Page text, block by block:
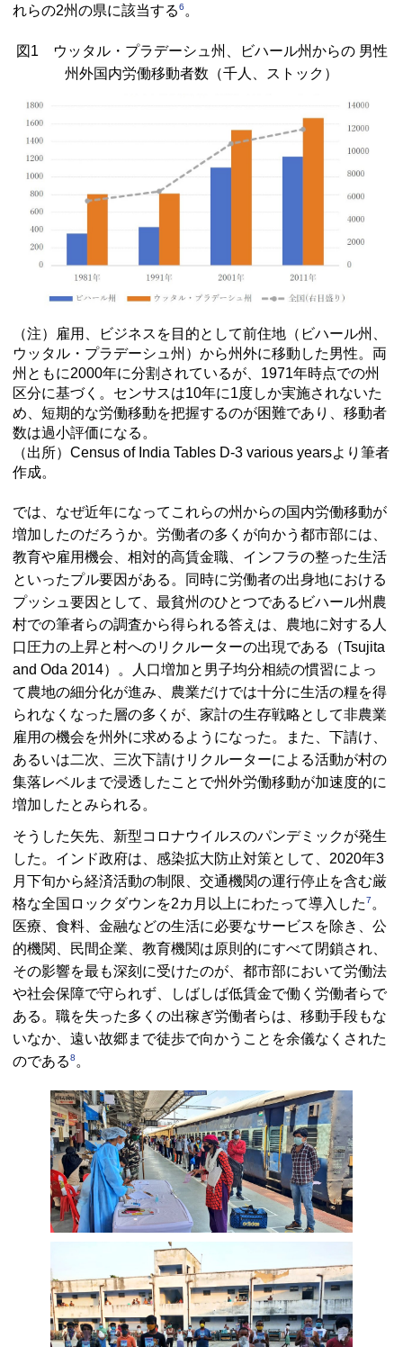
れらの2州の県に該当する6 。
図1 ウッタル・プラデーシュ州、ビハール州からの 男性
州外国内労働移動者数（千人、ストック）
（注）雇用、ビジネスを目的として前住地（ビハール州、
ウッタル・プラデーシュ州）から州外に移動した男性。両
州ともに2000年に分割されているが、1971年時点での州
区分に基づく。センサスは10年に1度しか実施されないた
め、短期的な労働移動を把握するのが困難であり、移動者
数は過小評価になる。
（出所）Census of India Tables D-3 various yearsより筆者
作成。
では、なぜ近年になってこれらの州からの国内労働移動が
増加したのだろうか。労働者の多くが向かう都市部には、
教育や雇用機会、相対的高賃金職、インフラの整った生活
といったプル要因がある。同時に労働者の出身地における
プッシュ要因として、最貧州のひとつであるビハール州農
村での筆者らの調査から得られる答えは、農地に対する人
口圧力の上昇と村へのリクルーターの出現である（Tsujita
and Oda 2014）。人口増加と男子均分相続の慣習によっ
て農地の細分化が進み、農業だけでは十分に生活の糧を得
られなくなった層の多くが、家計の生存戦略として非農業
雇用の機会を州外に求めるようになった。また、下請け、
あるいは二次、三次下請けリクルーターによる活動が村の
集落レベルまで浸透したことで州外労働移動が加速度的に
増加したとみられる。
そうした矢先、新型コロナウイルスのパンデミックが発生
した。インド政府は、感染拡大防止対策として、2020年3
月下旬から経済活動の制限、交通機関の運行停止を含む厳
格な全国ロックダウンを2カ月以上にわたって導入した7 。
医療、食料、金融などの生活に必要なサービスを除き、公
的機関、民間企業、教育機関は原則的にすべて閉鎖され、
その影響を最も深刻に受けたのが、都市部において労働法
や社会保障で守られず、しばしば低賃金で働く労働者らで
ある。職を失った多くの出稼ぎ労働者らは、移動手段もな
いなか、遠い故郷まで徒歩で向かうことを余儀なくされた
のである8 。